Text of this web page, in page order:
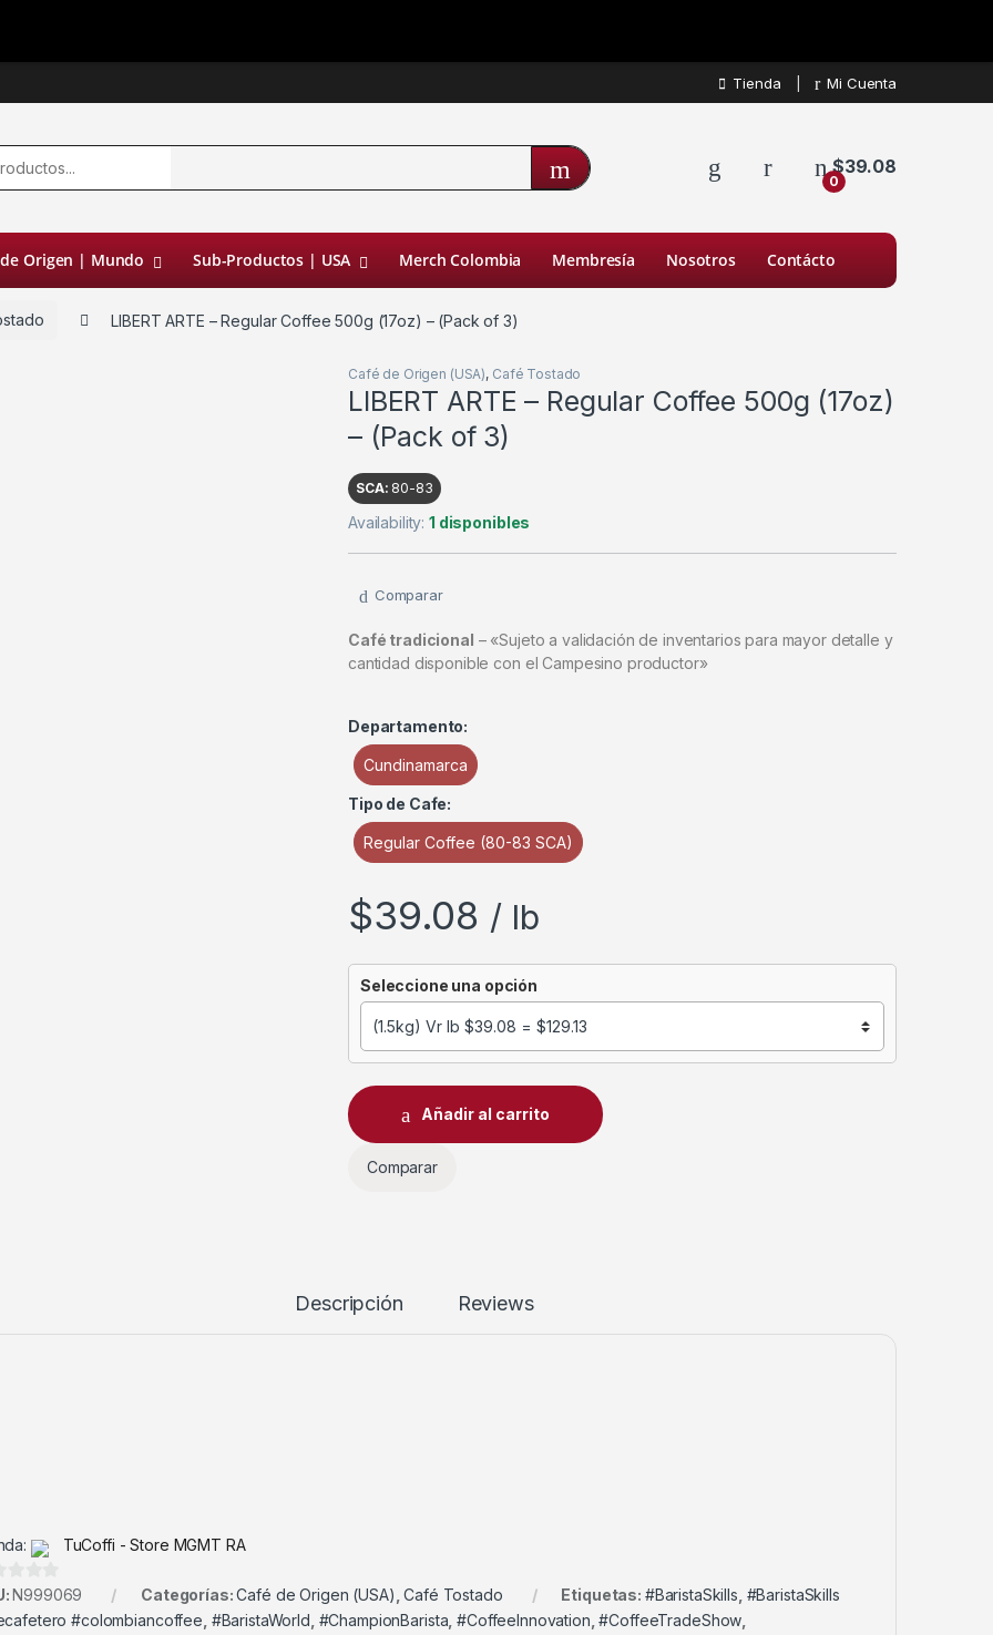
Tienda Mi Cuenta
0
$39.08
Origen | Mundo Sub-Productos | USA Merch Colombia Membresía Nosotros Contácto
LIBERT ARTE – Regular Coffee 500g (17oz) – (Pack of 3)
Café de Origen (USA), Café Tostado
LIBERT ARTE – Regular Coffee 500g (17oz)
– (Pack of 3)
SCA: 80-83
Availability:1 disponibles
Comparar
Café tradicional – «Sujeto a validación de inventarios para mayor detalle y
cantidad disponible con el Campesino productor»
Departamento:
Cundinamarca
Tipo de Cafe:
Regular Coffee (80-83 SCA)
$39.08 / lb
Seleccione una opción
Añadir al carrito
Comparar
Descripción Reviews
TuCoffi - Store MGMT RA
N999069 Categorías:Café de Origen (USA) ,Café Tostado Etiquetas: #BaristaSkills #BaristaSkills
#colombiancoffee #BaristaWorld #ChampionBarista ,#CoffeeInnovation ,#CoffeeTradeShow